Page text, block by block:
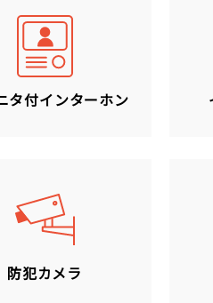
タ付インターホン
防犯カメラ